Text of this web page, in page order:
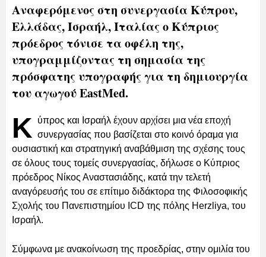
Αναφερόμενος στη συνεργασία Κύπρου,
Ελλάδας, Ισραήλ, Ιταλίας ο Κύπριος
πρόεδρος τόνισε τα οφέλη της,
υπογραμμίζοντας τη σημασία της
πρόσφατης υπογραφής για τη δημιουργία
του αγωγού EastMed.
Κ ύπρος και Ισραήλ έχουν αρχίσει μια νέα εποχή
συνεργασίας που βασίζεται στο κοινό όραμα για
ουσιαστική και στρατηγική αναβάθμιση της σχέσης τους
σε όλους τους τομείς συνεργασίας, δήλωσε ο Κύπριος
πρόεδρος Νίκος Αναστασιάδης, κατά την τελετή
αναγόρευσής του σε επίτιμο διδάκτορα της Φιλοσοφικής
Σχολής του Πανεπιστημίου ICD της πόλης Herzliya, του
Ισραήλ.
Σύμφωνα με ανακοίνωση της προεδρίας, στην ομιλία του